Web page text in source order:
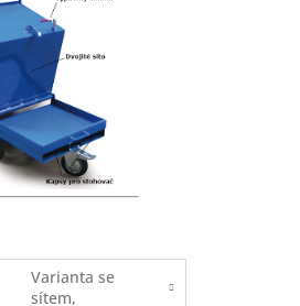
Varianta se
sítem,